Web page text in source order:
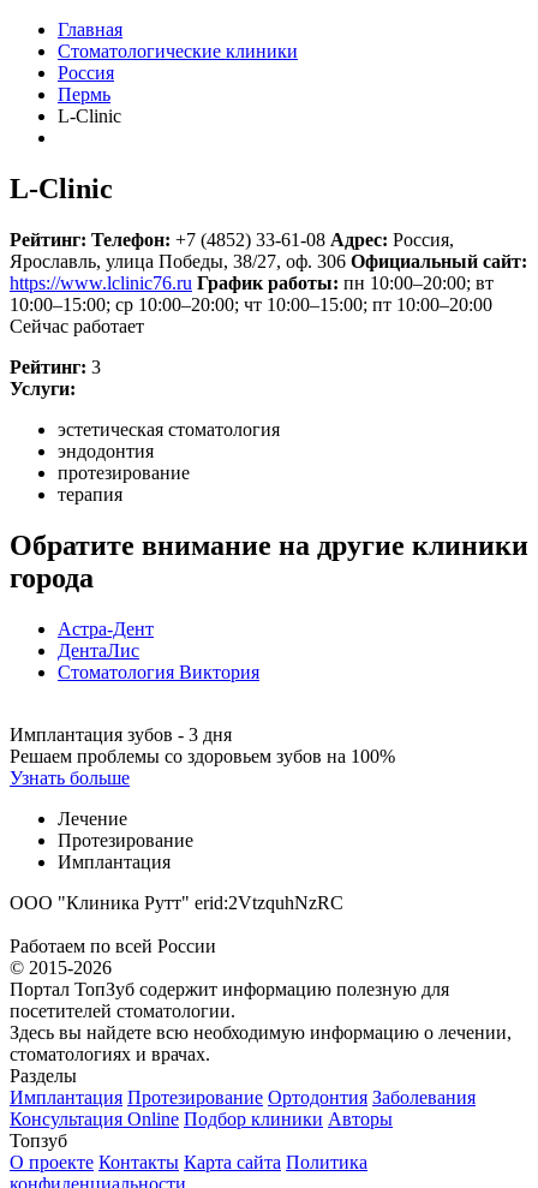
Главная
Стоматологические клиники
Россия
Пермь
L-Clinic
L-Clinic
Рейтинг: Телефон: +7 (4852) 33-61-08 Адрес: Россия,
Ярославль, улица Победы, 38/27, оф. 306 Официальный сайт:
https://www.lclinic76.ru График работы: пн 10:00–20:00; вт
10:00–15:00; ср 10:00–20:00; чт 10:00–15:00; пт 10:00–20:00
Сейчас работает
Рейтинг: 3
Услуги:
эстетическая стоматология
эндодонтия
протезирование
терапия
Обратите внимание на другие клиники
города
Астра-Дент
ДентаЛис
Стоматология Виктория
Имплантация зубов - 3 дня
Решаем проблемы со здоровьем зубов на 100%
Узнать больше
Лечение
Протезирование
Имплантация
ООО "Клиника Рутт" erid:2VtzquhNzRC
Работаем по всей России
© 2015-2026
Портал ТопЗуб содержит информацию полезную для
посетителей стоматологии.
Здесь вы найдете всю необходимую информацию о лечении,
стоматологиях и врачах.
Разделы
Имплантация Протезирование Ортодонтия Заболевания
Консультация Online Подбор клиники Авторы
Топзуб
О проекте Контакты Карта сайта Политика
конфиденциальности